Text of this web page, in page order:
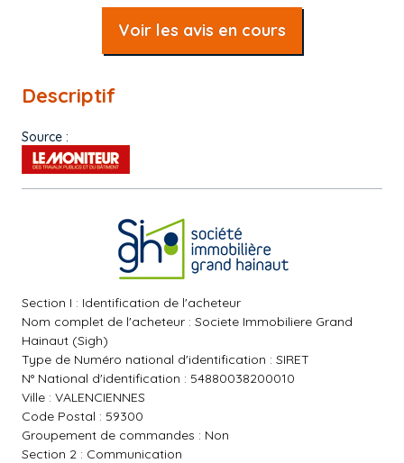
Voir les avis en cours
Descriptif
Source :
Section I : Identification de l'acheteur
Nom complet de l'acheteur : Societe Immobiliere Grand
Hainaut (Sigh)
Type de Numéro national d'identification : SIRET
N° National d'identification : 54880038200010
Ville : VALENCIENNES
Code Postal : 59300
Groupement de commandes : Non
Section 2 : Communication